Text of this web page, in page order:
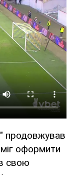
продовжував
міг оформити
свою